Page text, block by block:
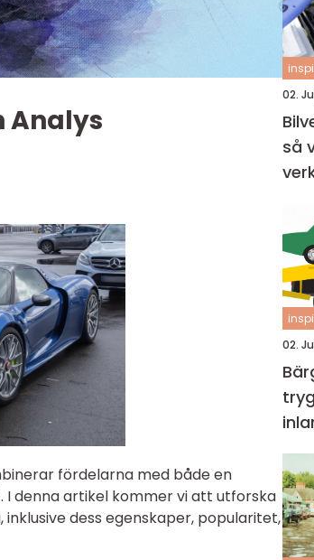
Analys
fördelarna med både en
I denna artikel kommer vi att utforska
dess egenskaper, popularitet,
02.
så
02.